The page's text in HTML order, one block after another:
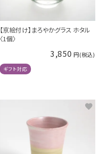
【京絵付け】まろやかグラス ホタル
〈1個〉
3,850
ギフト対応